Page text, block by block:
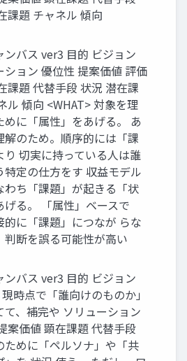
課題 チャネル 傾向
ンバス ver3 ⽬的 ビジョン
ション 優位性 提案価値 評価
課題 代替⼿段 状況 潜在課
ル 傾向 <WHAT> 対象を理
めに「属性」をあげる。 あ
解のため。順序的には「課
り 切実に持っている⼈は誰
特定の仕⽅をす 収益モデル
わち「課題」が起きる「状
げる。 「属性」ベースで
的に「課題」につなが らな
判断を誤る可能性が⾼い
ンバス ver3 ⽬的 ビジョン
時点で「誰向けのものか」
て、補完や ソリューション
案価値 顕在課題 代替⼿段
ために「ペルソナ」や「共